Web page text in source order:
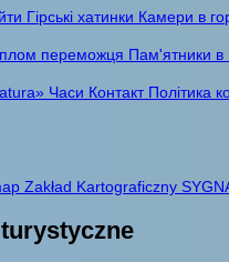
Гірські хатинки Камери в
переможця Пам'ятники в
Часи Контакт Політика